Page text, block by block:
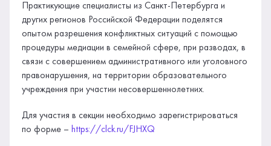
Практикующие специалисты из Санкт-Петербурга и
других регионов Российской Федерации поделятся
опытом разрешения конфликтных ситуаций с помощью
процедуры медиации в семейной сфере, при разводах, в
связи с совершением административного или уголовного
правонарушения, на территории образовательного
учреждения при участии несовершеннолетних.
Для участия в секции необходимо зарегистрироваться
по форме – https://clck.ru/FJHXQ